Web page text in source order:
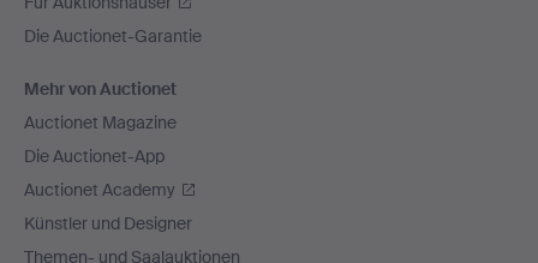
Die Auctionet-Garantie
Mehr von Auctionet
Auctionet Magazine
Die Auctionet-App
Auctionet Academy
Künstler und Designer
Themen- und Saalauktionen